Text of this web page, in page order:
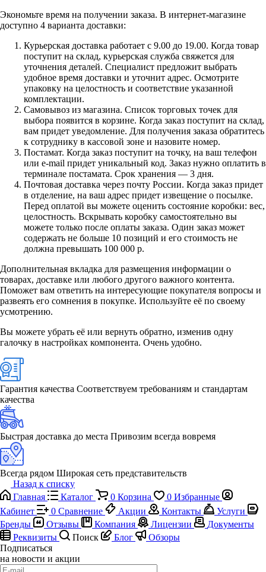
Экономьте время на получении заказа. В интернет-магазине
доступно 4 варианта доставки:
Курьерская доставка работает с 9.00 до 19.00. Когда товар
поступит на склад, курьерская служба свяжется для
уточнения деталей. Специалист предложит выбрать
удобное время доставки и уточнит адрес. Осмотрите
упаковку на целостность и соответствие указанной
комплектации.
Самовывоз из магазина. Список торговых точек для
выбора появится в корзине. Когда заказ поступит на склад,
вам придет уведомление. Для получения заказа обратитесь
к сотруднику в кассовой зоне и назовите номер.
Постамат. Когда заказ поступит на точку, на ваш телефон
или e-mail придет уникальный код. Заказ нужно оплатить в
терминале постамата. Срок хранения — 3 дня.
Почтовая доставка через почту России. Когда заказ придет
в отделение, на ваш адрес придет извещение о посылке.
Перед оплатой вы можете оценить состояние коробки: вес,
целостность. Вскрывать коробку самостоятельно вы
можете только после оплаты заказа. Один заказ может
содержать не больше 10 позиций и его стоимость не
должна превышать 100 000 р.
Дополнительная вкладка для размещения информации о
товарах, доставке или любого другого важного контента.
Поможет вам ответить на интересующие покупателя вопросы и
развеять его сомнения в покупке. Используйте её по своему
усмотрению.
Вы можете убрать её или вернуть обратно, изменив одну
галочку в настройках компонента. Очень удобно.
Гарантия качества Соответствуем требованиям и стандартам
качества
Быстрая доставка до места Привозим всегда вовремя
Всегда рядом Широкая сеть представительств
Назад к списку
Главная
Каталог 0 Корзина 0 Избранные
Кабинет
0 Сравнение Акции Контакты
Услуги
Бренды
Отзывы Компания Лицензии
Документы
Реквизиты
Поиск Блог
Обзоры
Подписаться
на новости и акции